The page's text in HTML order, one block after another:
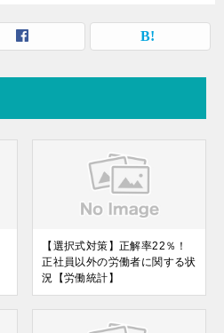
【選択式対策】正解率22％！
正社員以外の労働者に関する状
況【労働統計】